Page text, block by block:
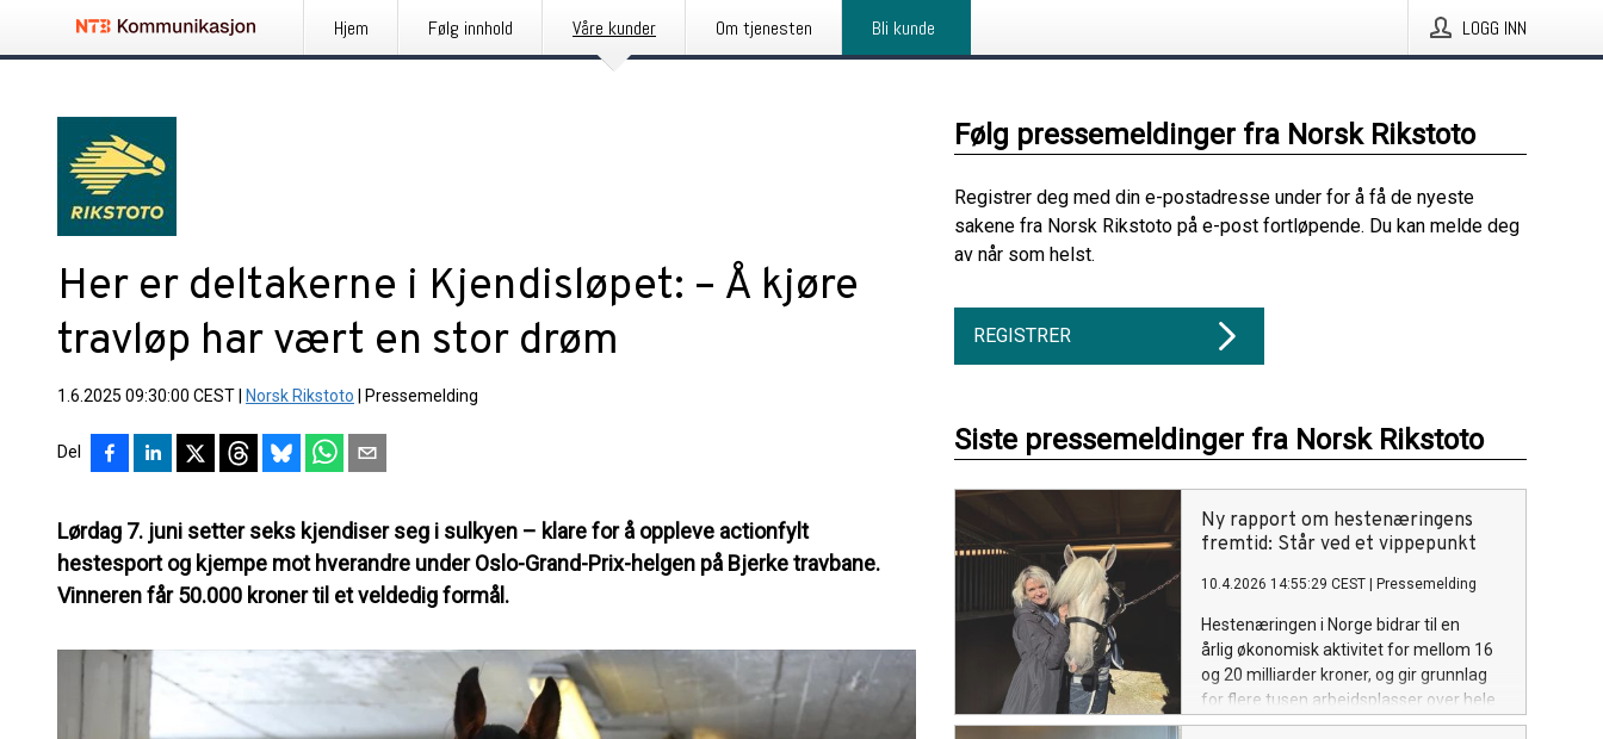
Hjem Følg innhold Våre kunder Om tjenesten Bli kunde LOGG INN
Her er deltakerne i Kjendisløpet: – Å kjøre
travløp har vært en stor drøm
1.6.2025 09:30:00 CEST Norsk Rikstoto Pressemelding
Del
Lørdag 7. juni setter seks kjendiser seg i sulkyen – klare for å oppleve actionfylt
hestesport og kjempe mot hverandre under Oslo-Grand-Prix-helgen på Bjerke travbane.
Vinneren får 50.000 kroner til et veldedig formål.
Følg pressemeldinger fra Norsk Rikstoto
Registrer deg med din e-postadresse under for å få de nyeste
sakene fra Norsk Rikstoto på e-post fortløpende. Du kan melde deg
av når som helst.
REGISTRER
Siste pressemeldinger fra Norsk Rikstoto
Ny rapport om hestenæringens
fremtid: Står ved et vippepunkt
10.4.2026 14:55:29 CEST Pressemelding
Hestenæringen i Norge bidrar til en
årlig økonomisk aktivitet for mellom 16
og 20 milliarder kroner, og gir grunnlag
for flere tusen arbeidsplasser over hele
landet. Samtidig er utviklingen alvorlig,